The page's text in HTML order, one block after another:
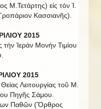
Μ.Τετάρτης) εἰς τόν Ἱ.
Κασσιανῆς).
2015
Ἱεράν Μονήν Τιμίου
2015
Λειτουργίας τοῦ Μ.
Πηγῆς Σάμου.
Παθῶν (Ὄρθρος